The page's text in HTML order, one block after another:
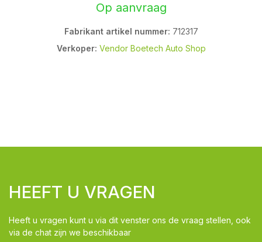
Op aanvraag
Fabrikant artikel nummer: 712317
Verkoper: Vendor Boetech Auto Shop
HEEFT U VRAGEN
Heeft u vragen kunt u via dit venster ons de vraag stellen, ook
via de chat zijn we beschikbaar